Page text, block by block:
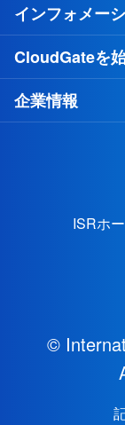
インフォメー
CloudGateを
企業情報
ISRホ
©